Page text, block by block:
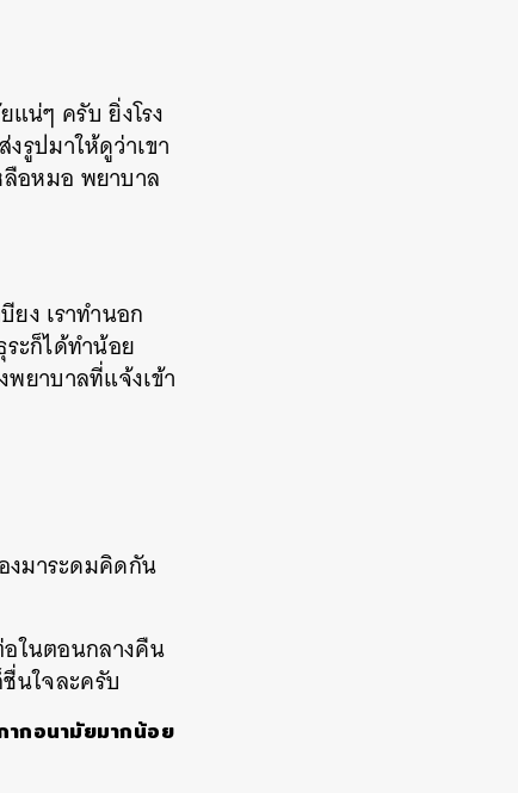
แน่ๆ ครับ ยิ่งโรง
รูปมาให้ดูว่าเขา
อหมอ พยาบาล
ยง เราทำนอก
ะก็ได้ทำน้อย
พยาบาลที่แจ้งเข้า
งมาระดมคิดกัน
ในตอนกลางคืน
นใจละครับ
ากอนามัยมากน้อย